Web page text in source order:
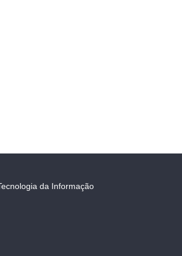
da Informação